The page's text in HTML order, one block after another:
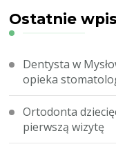
Ostatnie
Dentysta w
opieka
Ortodonta
pierwszą wizytę